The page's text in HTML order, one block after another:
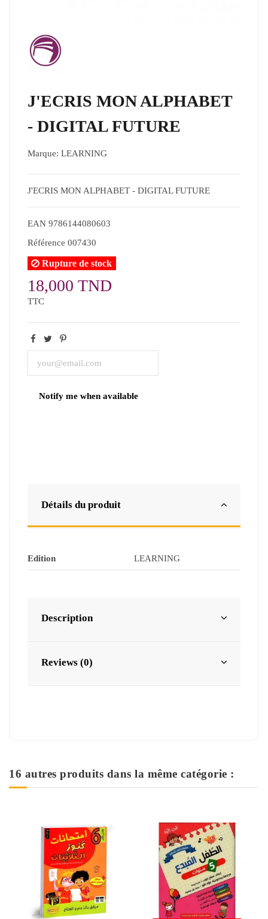
J'ECRIS MON ALPHABET
- DIGITAL FUTURE
Marque: LEARNING
J'ECRIS MON ALPHABET - DIGITAL FUTURE
EAN 9786144080603
Référence 007430
Rupture de stock
18,000 TND
TTC
Détails du produit
Edition LEARNING
Description
Reviews (0)
16 autres produits dans la même catégorie :